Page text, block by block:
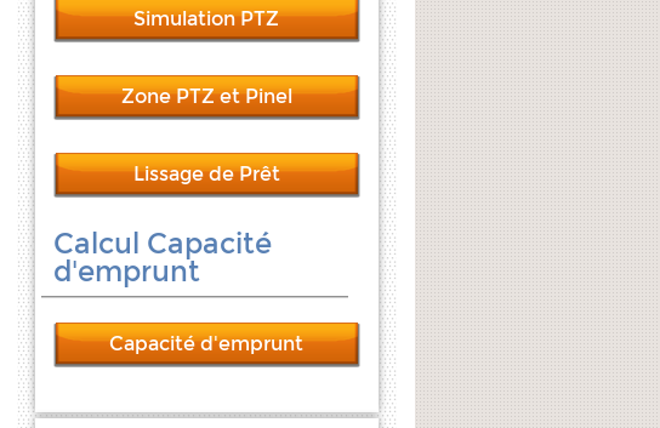
Simulation PTZ
Zone PTZ et Pinel
Lissage de Prêt
Calcul Capacité
d'emprunt
Capacité d'emprunt